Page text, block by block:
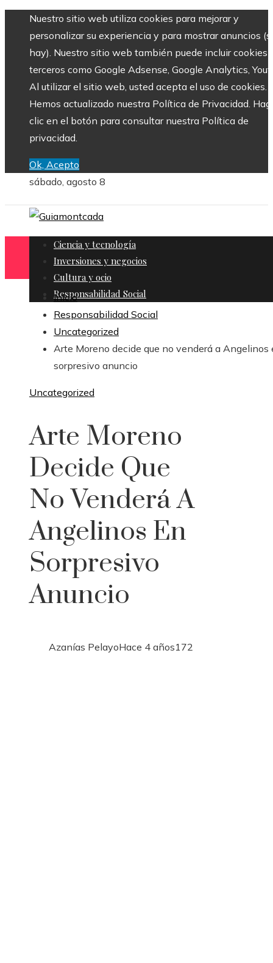
Nuestro sitio web utiliza cookies para mejorar y
personalizar su experiencia y para mostrar anuncios
hay). Nuestro sitio web también puede incluir cookies
terceros como Google Adsense, Google Analytics,
Al utilizar el sitio web, usted acepta el uso de cookies.
Hemos actualizado nuestra Política de Privacidad.
clic en el botón para consultar nuestra Política de
privacidad.
Ok, Acepto
sábado, agosto 8
Ciencia y tecnología
Inversiones y negocios
Cultura y ocio
Responsabilidad Social
Inicio
Responsabilidad Social
Uncategorized
Arte Moreno decide que no venderá a Angelinos
sorpresivo anuncio
Uncategorized
Arte Moreno
Decide Que
No Venderá A
Angelinos En
Sorpresivo
Anuncio
Azanías PelayoHace 4 años172